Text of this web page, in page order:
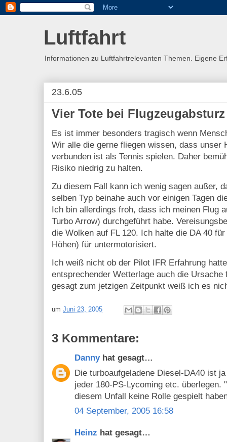
Luftfahrt
Informationen zu Luftfahrtrelevanten Themen. Eigene
23.6.05
Vier Tote bei Flugzeugabsturz
Es ist immer besonders tragisch wenn
Wir alle die gerne fliegen wissen, dass unser
verbunden ist als Tennis spielen. Daher
Risiko niedrig zu halten.
Zu diesem Fall kann ich wenig sagen außer,
selben Typ beinahe auch vor einigen Tagen
Ich bin allerdings froh, dass ich meinen Flug
Turbo Arrow) durchgeführt habe.
die Wolken auf FL 120. Ich halte die DA 40
Höhen) für untermotorisiert.
Ich weiß nicht ob der Pilot IFR Erfahrung
entsprechender Wetterlage auch die
gesagt zum jetzigen Zeitpunkt weiß ich es
um Juni 23, 2005
3 Kommentare:
Dannyhat gesagt…
Die turboaufgeladene Diesel-DA40 ist
jeder 180-PS-Lycoming etc. überlegen.
diesem Unfall keine Rolle gespielt
04 September, 2005 16:58
Heinz hat gesagt…